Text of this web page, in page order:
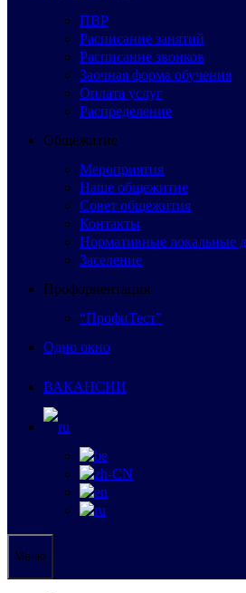
ПВР
Расписание занятий
Расписание звонков
Заочная форма обучения
Оплата услуг
Распределение
Общежитие
Мероприятия
Наше общежитие
Совет общежития
Контакты
Нормативные локальные
Заселение
Профориентация
“ПрофиТест”
Одно окно
ВАКАНСИИ
Меню